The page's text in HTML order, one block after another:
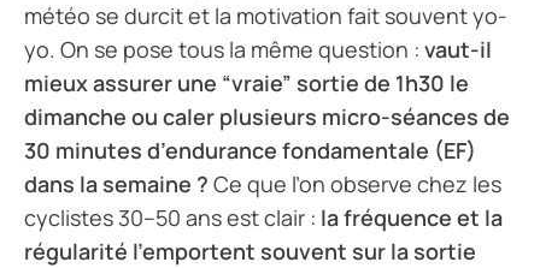
météo se durcit et la motivation fait souvent yo-
yo. On se pose tous la même question : vaut-il
mieux assurer une “vraie” sortie de 1h30 le
dimanche ou caler plusieurs micro-séances de
30 minutes d’endurance fondamentale (EF)
dans la semaine ? Ce que l’on observe chez les
cyclistes 30–50 ans est clair : la fréquence et la
régularité l’emportent souvent sur la sortie